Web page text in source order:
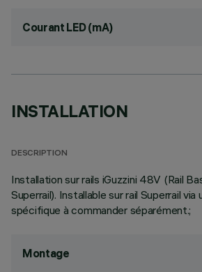
Courant LED (mA)
INSTALLATION
DESCRIPTION
Installation sur rails iGuzzini 48V (Rail
Superrail). Installable sur rail Superrail via
spécifique à commander séparément.;
Montage